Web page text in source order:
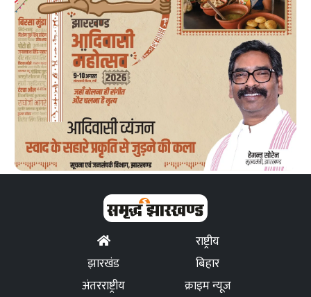
राष्ट्रीय
झारखंड
बिहार
अंतरराष्ट्रीय
क्राइम न्यूज